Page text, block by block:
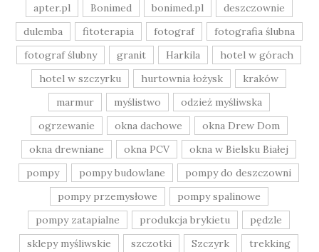
apter.pl Bonimed bonimed.pl
deszczownie
dulemba
fitoterapia fotograf
fotografia ślubna
fotograf ślubny
granit Harkila
hotel w górach
hotel w szczyrku
hurtownia łożysk
kraków
marmur
myślistwo
odzież myśliwska
ogrzewanie
okna dachowe
okna Drew Dom
okna drewniane
okna PCV
okna w Bielsku Białej
pompy
pompy budowlane
pompy do deszczowni
pompy przemysłowe
pompy spalinowe
pompy zatapialne
produkcja brykietu
pędzle
sklepy myśliwskie
szczotki Szczyrk trekking